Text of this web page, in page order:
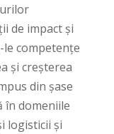
de impact și
competențe
și creșterea
din șase
în domeniile
logisticii și